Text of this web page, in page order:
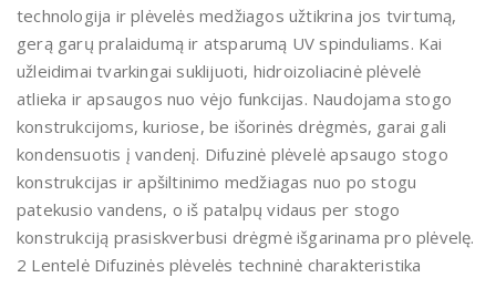
technologija ir plėvelės medžiagos užtikrina jos tvirtumą,
gerą garų pralaidumą ir atsparumą UV spinduliams. Kai
užleidimai tvarkingai suklijuoti, hidroizoliacinė plėvelė
atlieka ir apsaugos nuo vėjo funkcijas. Naudojama stogo
konstrukcijoms, kuriose, be išorinės drėgmės, garai gali
kondensuotis į vandenį. Difuzinė plėvelė apsaugo stogo
konstrukcijas ir apšiltinimo medžiagas nuo po stogu
patekusio vandens, o iš patalpų vidaus per stogo
konstrukciją prasiskverbusi drėgmė išgarinama pro plėvelę.
2 Lentelė Difuzinės plėvelės techninė charakteristika